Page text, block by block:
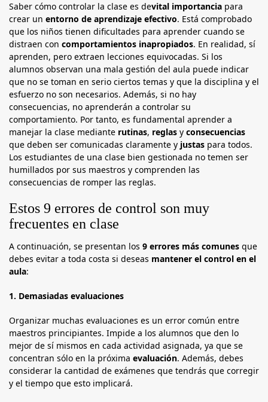
Saber cómo controlar la clase es devital importancia para
crear un entorno de aprendizaje efectivo. Está comprobado
que los niños tienen dificultades para aprender cuando se
distraen con comportamientos inapropiados. En realidad, sí
aprenden, pero extraen lecciones equivocadas. Si los
alumnos observan una mala gestión del aula puede indicar
que no se toman en serio ciertos temas y que la disciplina y el
esfuerzo no son necesarios. Además, si no hay
consecuencias, no aprenderán a controlar su
comportamiento. Por tanto, es fundamental aprender a
manejar la clase mediante rutinas, reglas y consecuencias
que deben ser comunicadas claramente y justas para todos.
Los estudiantes de una clase bien gestionada no temen ser
humillados por sus maestros y comprenden las
consecuencias de romper las reglas.
Estos 9 errores de control son muy
frecuentes en clase
A continuación, se presentan los 9 errores más comunes que
debes evitar a toda costa si deseas mantener el control en el
aula:
1. Demasiadas evaluaciones
Organizar muchas evaluaciones es un error común entre
maestros principiantes. Impide a los alumnos que den lo
mejor de sí mismos en cada actividad asignada, ya que se
concentran sólo en la próxima evaluación. Además, debes
considerar la cantidad de exámenes que tendrás que corregir
y el tiempo que esto implicará.